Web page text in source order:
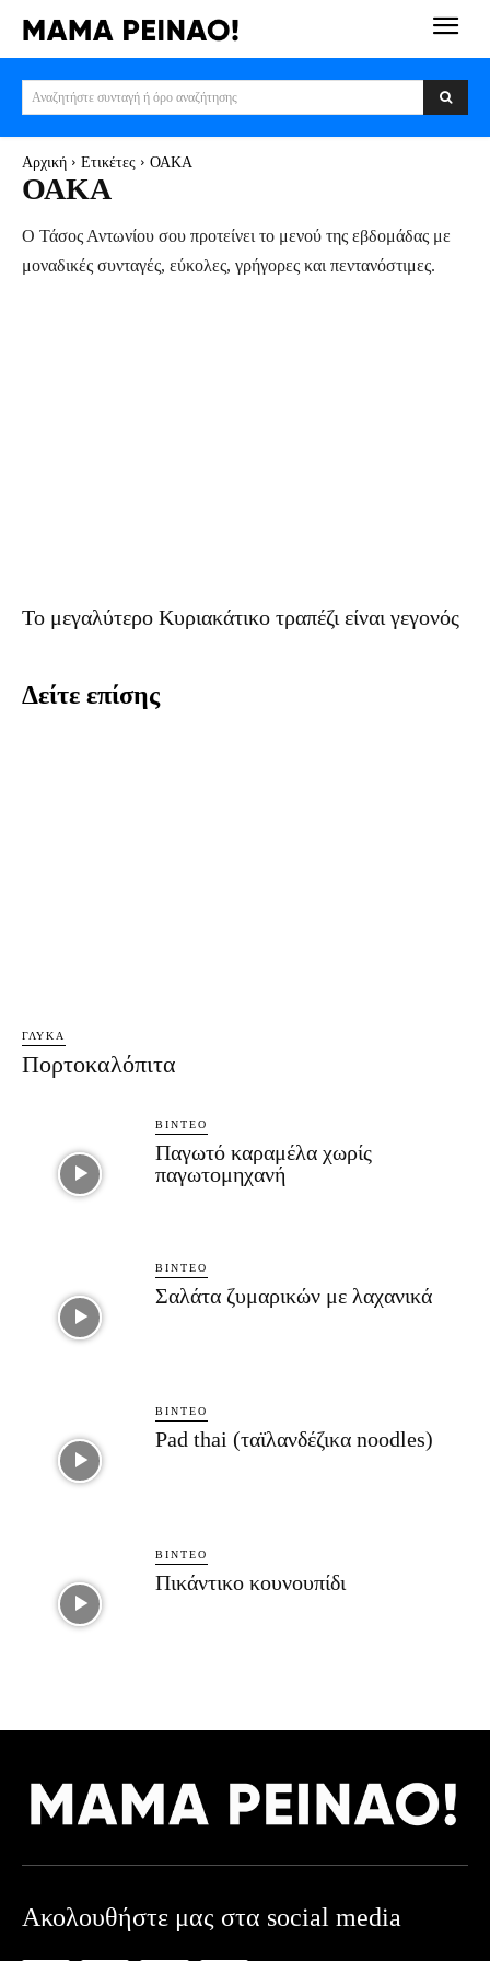
Αναζητήστε συνταγή ή όρο αναζήτησης
Αρχική Ετικέτες ΟΑΚΑ
ΟΑΚΑ
Ο Τάσος Αντωνίου σου προτείνει το μενού της εβδομάδας με
μοναδικές συνταγές, εύκολες, γρήγορες και πεντανόστιμες.
Το μεγαλύτερο Κυριακάτικο τραπέζι είναι γεγονός
Δείτε επίσης
ΓΛΥΚΆ
Πορτοκαλόπιτα
ΒΊΝΤΕΟ
Παγωτό καραμέλα χωρίς
παγωτομηχανή
ΒΊΝΤΕΟ
Σαλάτα ζυμαρικών με λαχανικά
ΒΊΝΤΕΟ
Pad thai (ταϊλανδέζικα noodles)
ΒΊΝΤΕΟ
Πικάντικο κουνουπίδι
Ακολουθήστε μας στα social media